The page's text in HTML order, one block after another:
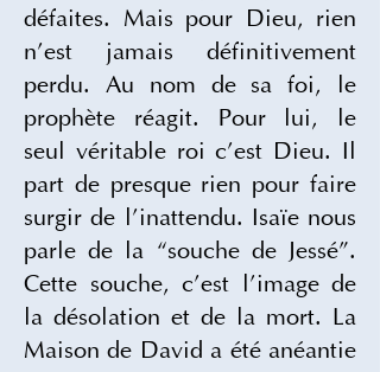
défaites. Mais pour Dieu, rien
n’est jamais définitivement
perdu. Au nom de sa foi, le
prophète réagit. Pour lui, le
seul véritable roi c’est Dieu. Il
part de presque rien pour faire
surgir de l’inattendu. Isaïe nous
parle de la “souche de Jessé”.
Cette souche, c’est l’image de
la désolation et de la mort. La
Maison de David a été anéantie